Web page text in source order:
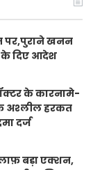
पर,पुराने खनन
के दिए आदेश
के कारनामे-
अश्लील हरकत
दर्ज
बड़ा एक्शन,